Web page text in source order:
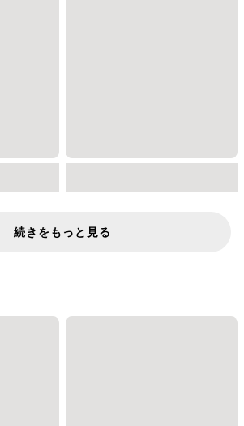
続きをもっと見る